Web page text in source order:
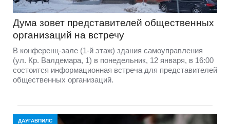
Дума зовет представителей общественных
организаций на встречу
В конференц-зале (1-й этаж) здания самоуправления
(ул. Кр. Валдемара, 1) в понедельник, 12 января, в 16:00
состоится информационная встреча для представителей
общественных организаций.
ДАУГАВПИЛС